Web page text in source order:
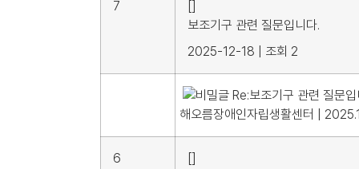
7
[]
보조기구 관련 질문입니다.
2025-12-18
조회 2
Re:보조기구 관련 질문입
해오름장애인자립생활센터
6
[]